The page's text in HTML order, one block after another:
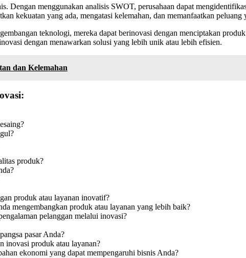
Dengan menggunakan analisis SWOT, perusahaan dapat
kekuatan yang ada, mengatasi kelemahan, dan memanfaatkan
teknologi, mereka dapat berinovasi dengan menciptakan
dengan menawarkan solusi yang lebih unik atau lebih efisien.
dan Kelemahan
produk?
produk atau layanan inovatif?
mengembangkan produk atau layanan yang lebih baik?
pelanggan melalui inovasi?
pasar Anda?
inovasi produk atau layanan?
ekonomi yang dapat mempengaruhi bisnis Anda?